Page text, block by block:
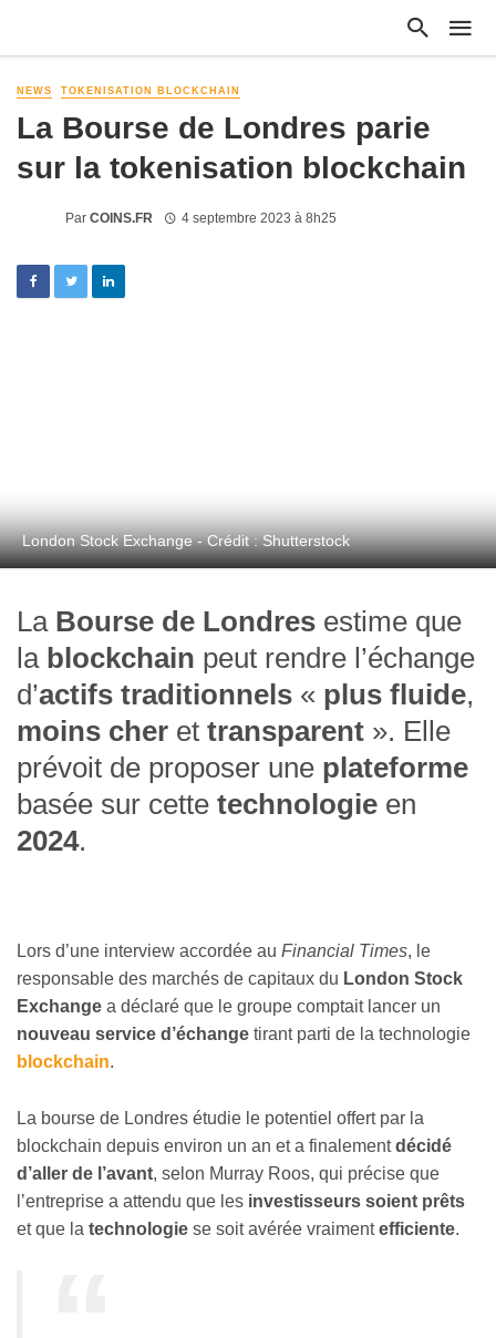
NEWS TOKENISATION BLOCKCHAIN
La Bourse de Londres parie
sur la tokenisation blockchain
Par COINS.FR 4 septembre 2023 à 8h25
London Stock Exchange - Crédit : Shutterstock
La Bourse de Londres estime que
la blockchain peut rendre l’échange
d’actifs traditionnels « plus fluide,
moins cher et transparent ». Elle
prévoit de proposer une plateforme
basée sur cette technologie en
2024.
Lors d’une interview accordée au Financial Times, le
responsable des marchés de capitaux du London Stock
Exchange a déclaré que le groupe comptait lancer un
nouveau service d’échange tirant parti de la technologie
blockchain.
La bourse de Londres étudie le potentiel offert par la
blockchain depuis environ un an et a finalementdécidé
d’aller de l’avant, selon Murray Roos, qui précise que
l’entreprise a attendu que les investisseurs soient prêts
et que la technologie se soit avérée vraimentefficiente.